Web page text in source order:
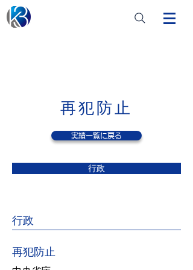
​再犯防止
実績一覧に戻る
行政
行政
再犯防止